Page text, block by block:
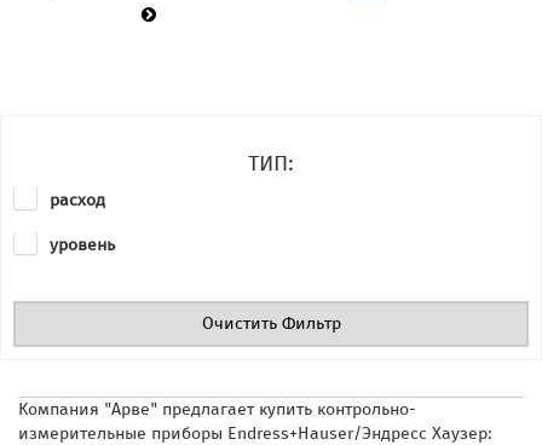
ТИП:
расход
уровень
Очистить Фильтр
Компания "Арве" предлагает купить контрольно-
измерительные приборы Endress+Hauser/Эндресс Хаузер: